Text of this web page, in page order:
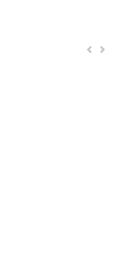
Пред